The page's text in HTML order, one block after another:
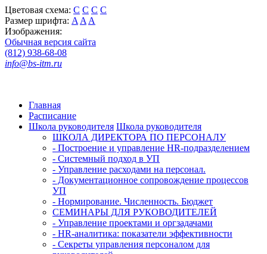
Цветовая схема: C C C C
Размер шрифта: A A A
Изображения:
Обычная версия сайта
(812) 938-68-08
info@bs-itm.ru
Главная
Расписание
Школа руководителя Школа руководителя
ШКОЛА ДИРЕКТОРА ПО ПЕРСОНАЛУ
- Построение и управление HR-подразделением
- Системный подход в УП
- Управление расходами на персонал.
- Документационное сопровождение процессов
УП
- Нормирование. Численность. Бюджет
СЕМИНАРЫ ДЛЯ РУКОВОДИТЕЛЕЙ
- Управление проектами и оргзадачами
- HR-аналитика: показатели эффективности
- Секреты управления персоналом для